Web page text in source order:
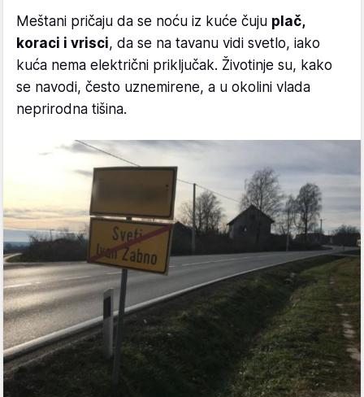
Meštani pričaju da se noću iz kuće čuju plač,
koraci i vrisci, da se na tavanu vidi svetlo, iako
kuća nema električni priključak. Životinje su, kako
se navodi, često uznemirene, a u okolini vlada
neprirodna tišina.